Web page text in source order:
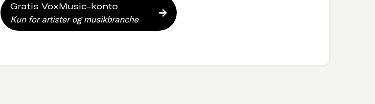
Gratis VoxMusic-konto
Kun for artister og musikbranche